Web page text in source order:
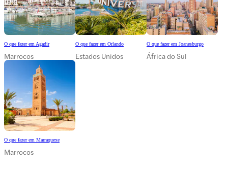
O que fazer em Agadir
Marrocos
O que fazer em Orlando
Estados Unidos
O que fazer em Joanesburgo
África do Sul
O que fazer em Marraquexe
Marrocos